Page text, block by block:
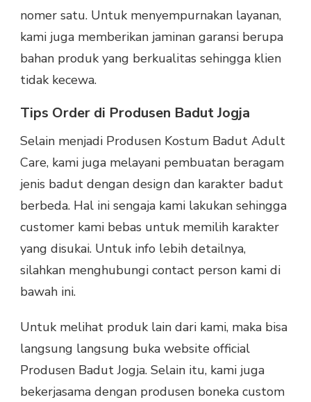
nomer satu. Untuk menyempurnakan layanan,
kami juga memberikan jaminan garansi berupa
bahan produk yang berkualitas sehingga klien
tidak kecewa.
Tips Order di Produsen Badut Jogja
Selain menjadi Produsen Kostum Badut Adult
Care, kami juga melayani pembuatan beragam
jenis badut dengan design dan karakter badut
berbeda. Hal ini sengaja kami lakukan sehingga
customer kami bebas untuk memilih karakter
yang disukai. Untuk info lebih detailnya,
silahkan menghubungi contact person kami di
bawah ini.
Untuk melihat produk lain dari kami, maka bisa
langsung langsung buka website official
Produsen Badut Jogja. Selain itu, kami juga
bekerjasama dengan produsen boneka custom